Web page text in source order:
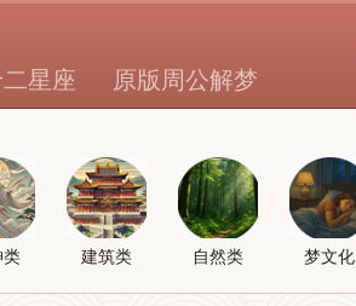
星座 原版周公解梦
类 建筑类 自然类 梦文化